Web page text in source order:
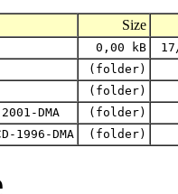
Size
0,00 kB
(folder)
(folder)
DMA
(folder)
1996-DMA
(folder)